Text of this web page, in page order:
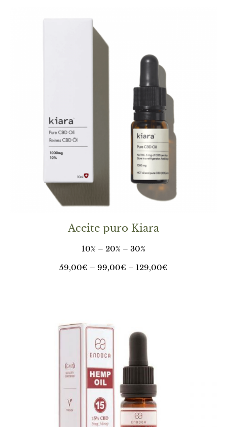
Aceite puro Kiara
10% – 20% – 30%
59,00€ – 99,00€ – 129,00€